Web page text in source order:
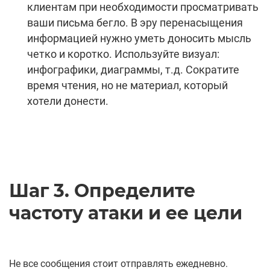
клиентам при необходимости просматривать
ваши письма бегло. В эру перенасыщения
информацией нужно уметь доносить мысль
четко и коротко. Используйте визуал:
инфографики, диаграммы, т.д. Сократите
время чтения, но не материал, который
хотели донести.
Шаг 3. Определите
частоту атаки и ее цели
Не все сообщения стоит отправлять ежедневно.